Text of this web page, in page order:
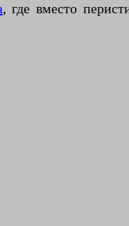
, где вместо